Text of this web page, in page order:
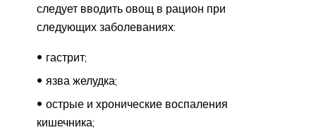
следует вводить овощ в рацион при
следующих заболеваниях:
гастрит;
язва желудка;
острые и хронические воспаления
кишечника;